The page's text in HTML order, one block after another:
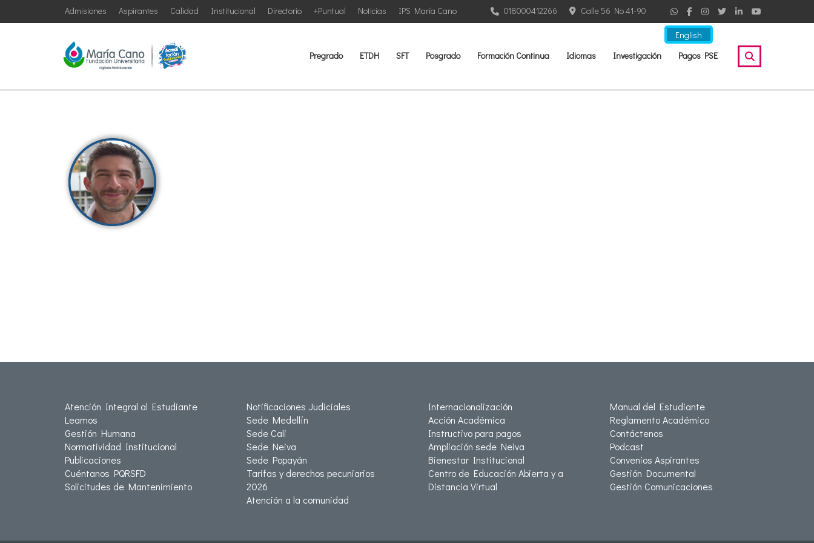
English
IPS María Cano
Noticias
+Puntual
Directorio
Institucional
Calidad
Aspirantes
Admisiones Calle 56 No 41-90
018000412266
Pregrado ETDH SFT Posgrado Formación Continua Idiomas Investigación Pagos PSE
Atención Integral al Estudiante
Leamos
Gestión Humana
Normatividad Institucional
Publicaciones
Cuéntanos PQRSFD
Solicitudes de Mantenimiento
Notificaciones Judiciales
Sede Medellín
Sede Cali
Sede Neiva
Sede Popayán
Tarifas y derechos pecuniarios
2026
Atención a la comunidad
Internacionalización
Acción Académica
Instructivo para pagos
Ampliación sede Neiva
Bienestar Institucional
Centro de Educación Abierta y a
Distancia Virtual
Manual del Estudiante
Reglamento Académico
Contáctenos
Podcast
Convenios Aspirantes
Gestión Documental
Gestión Comunicaciones